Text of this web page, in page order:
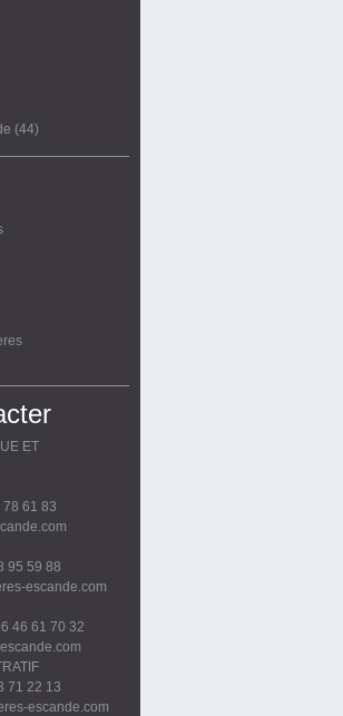
(44)
ET
78 61 83
95 59 88
escande.com
46 61 70 32
71 22 13
escande.com